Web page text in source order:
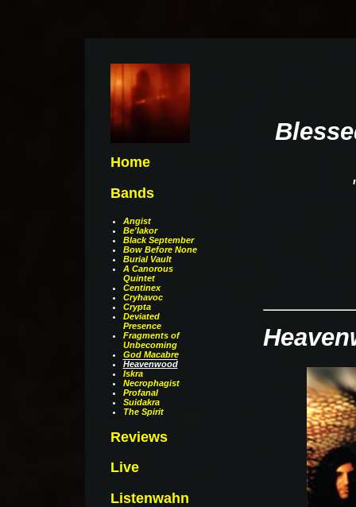
Home
Bands
Angist
Be'lakor
Black September
Bow Before None
Burial Vault
A Canorous
Quintet
Centinex
Cryhavoc
Crypta
Deviated
Presence
Fragments of
Unbecoming
God Macabre
Heavenwood
Iskra
Necrophagist
Profanal
Suidakra
The Spirit
Reviews
Live
Listenwahn